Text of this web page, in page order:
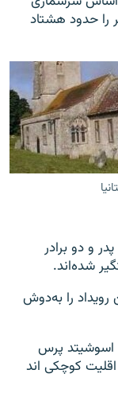
را حدود هشتاد
پدر و دو برادر
شده‌اند.
رویداد را به‌دوش
اسوشیتد پرس
کوچکی اند